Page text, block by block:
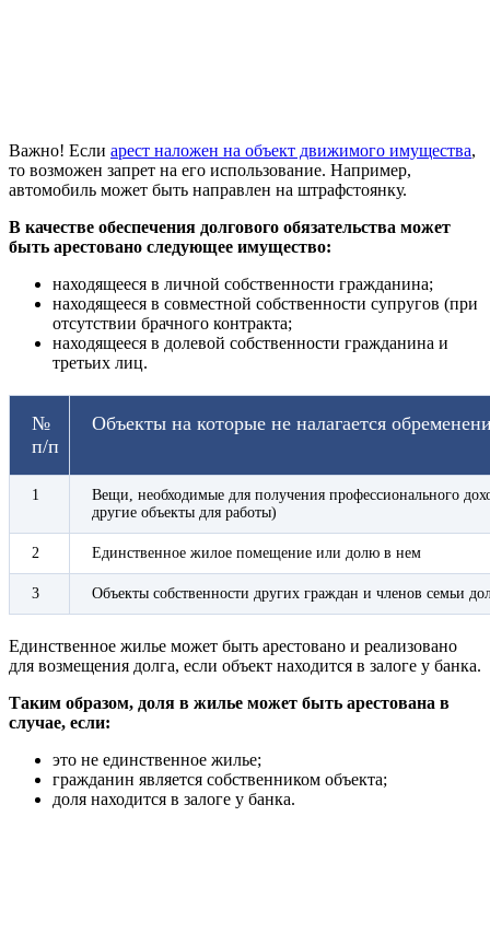
Важно! Если арест наложен на объект движимого имущества,
то возможен запрет на его использование. Например,
автомобиль может быть направлен на штрафстоянку.
В качестве обеспечения долгового обязательства может
быть арестовано следующее имущество:
находящееся в личной собственности гражданина;
находящееся в совместной собственности супругов (при
отсутствии брачного контракта;
находящееся в долевой собственности гражданина и
третьих лиц.
№
п/п
Объекты на которые не налагается
1
Вещи, необходимые для получения профессионального
другие объекты для работы)
2 Единственное жилое помещение или долю в нем
3 Объекты собственности других граждан и членов семьи
Единственное жилье может быть арестовано и реализовано
для возмещения долга, если объект находится в залоге у банка.
Таким образом, доля в жилье может быть арестована в
случае, если:
это не единственное жилье;
гражданин является собственником объекта;
доля находится в залоге у банка.